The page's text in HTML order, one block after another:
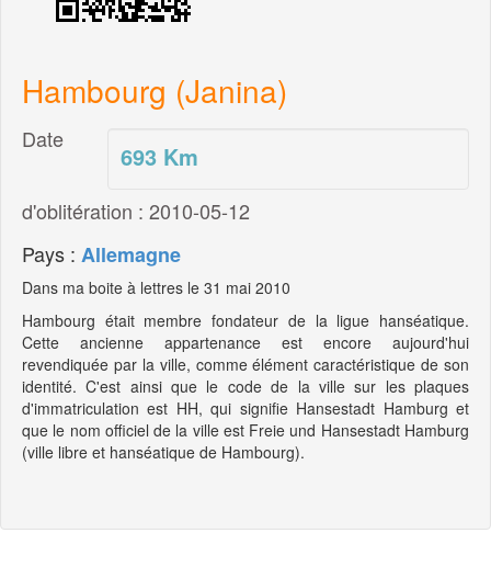
Hambourg (Janina)
693 Km
Date
d'oblitération : 2010-05-12
Pays : Allemagne
Dans ma boite à lettres le 31 mai 2010
Hambourg était membre fondateur de la ligue hanséatique.
Cette ancienne appartenance est encore aujourd'hui
revendiquée par la ville, comme élément caractéristique de son
identité. C'est ainsi que le code de la ville sur les plaques
d'immatriculation est HH, qui signifie Hansestadt Hamburg et
que le nom officiel de la ville est Freie und Hansestadt Hamburg
(ville libre et hanséatique de Hambourg).